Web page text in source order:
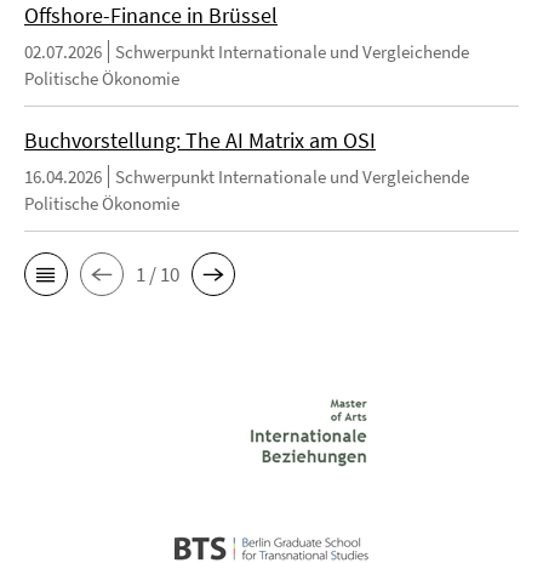
Offshore-Finance in Brüssel
02.07.2026
Schwerpunkt Internationale und Vergleichende
Politische Ökonomie
Buchvorstellung: The AI Matrix am OSI
16.04.2026
Schwerpunkt Internationale und Vergleichende
Politische Ökonomie
1 / 10